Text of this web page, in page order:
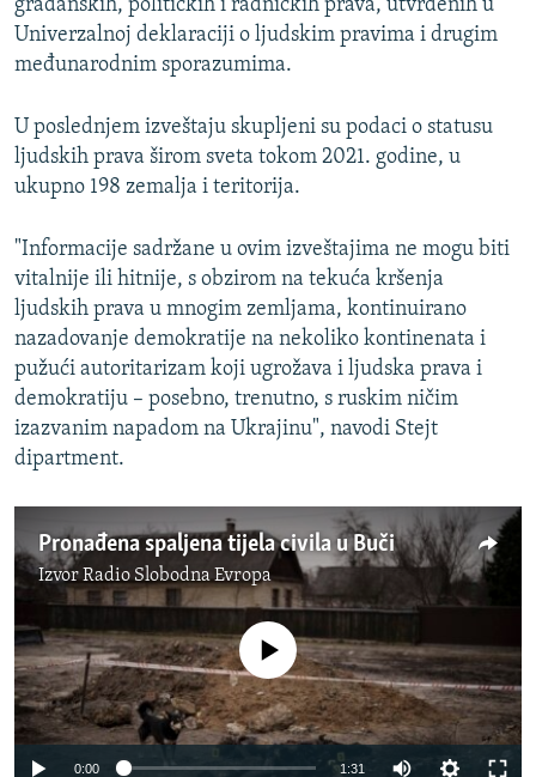
građanskih, političkih i radničkih prava, utvrđenih u
Univerzalnoj deklaraciji o ljudskim pravima i drugim
međunarodnim sporazumima.
U poslednjem izveštaju skupljeni su podaci o statusu
ljudskih prava širom sveta tokom 2021. godine, u
ukupno 198 zemalja i teritorija.
"Informacije sadržane u ovim izveštajima ne mogu biti
vitalnije ili hitnije, s obzirom na tekuća kršenja
ljudskih prava u mnogim zemljama, kontinuirano
nazadovanje demokratije na nekoliko kontinenata i
pužući autoritarizam koji ugrožava i ljudska prava i
demokratiju – posebno, trenutno, s ruskim ničim
izazvanim napadom na Ukrajinu", navodi Stejt
dipartment.
Pronađena spaljena tijela civila u Buči
IzvorRadio Slobodna Evropa
No media source currently available
0:00 1:31